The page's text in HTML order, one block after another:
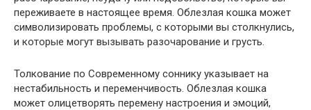
переживаете в настоящее время. Облезлая кошка может
символизировать проблемы, с которыми вы столкнулись,
и которые могут вызывать разочарование и грусть.
Толкование по Современному соннику указывает на
нестабильность и переменчивость. Облезлая кошка
может олицетворять перемену настроения и эмоций,